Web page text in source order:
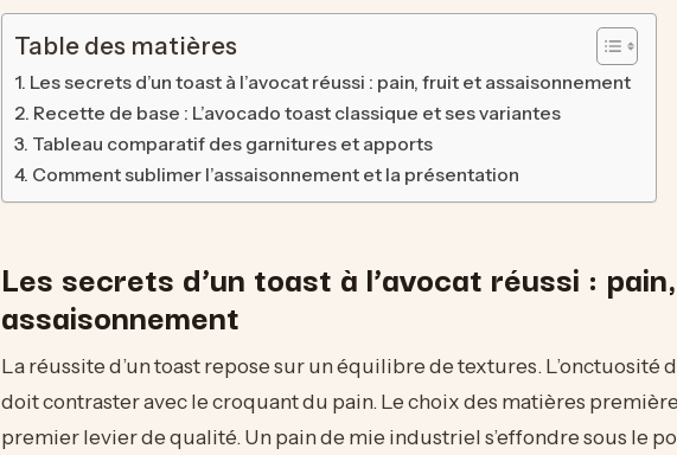
Table des matières
Les secrets d’un toast à l’avocat réussi : pain, fruit et assaisonnement
Recette de base : L’avocado toast classique et ses variantes
Tableau comparatif des garnitures et apports
Comment sublimer l’assaisonnement et la présentation
Les secrets d’un toast à l’avocat réussi :
assaisonnement
La réussite d’un toast repose sur un équilibre de textures. L’onctuosité
doit contraster avec le croquant du pain. Le choix des matières
premier levier de qualité. Un pain de mie industriel s’effondre sous le